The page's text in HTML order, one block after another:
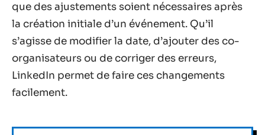
que des ajustements soient nécessaires après
la création initiale d’un événement. Qu’il
s’agisse de modifier la date, d’ajouter des co-
organisateurs ou de corriger des erreurs,
LinkedIn permet de faire ces changements
facilement.